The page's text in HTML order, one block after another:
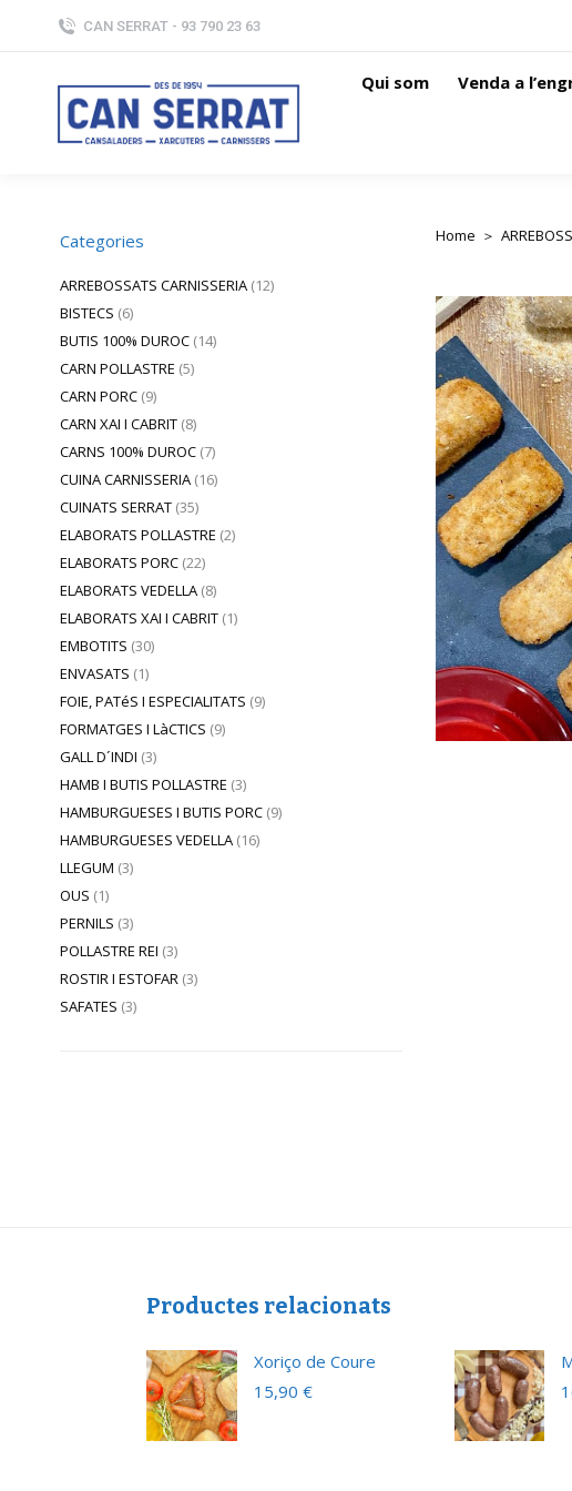
CAN SERRAT - 93 790 23 63
Qui som Venda a
Categories
ARREBOSSATS CARNISSERIA (12)
BISTECS (6)
BUTIS 100% DUROC (14)
CARN POLLASTRE (5)
CARN PORC (9)
CARN XAI I CABRIT (8)
CARNS 100% DUROC (7)
CUINA CARNISSERIA (16)
CUINATS SERRAT (35)
ELABORATS POLLASTRE (2)
ELABORATS PORC (22)
ELABORATS VEDELLA (8)
ELABORATS XAI I CABRIT (1)
EMBOTITS (30)
ENVASATS (1)
FOIE, PATéS I ESPECIALITATS (9)
FORMATGES I LàCTICS (9)
GALL D´INDI (3)
HAMB I BUTIS POLLASTRE (3)
HAMBURGUESES I BUTIS PORC (9)
HAMBURGUESES VEDELLA (16)
LLEGUM (3)
OUS (1)
PERNILS (3)
POLLASTRE REI (3)
ROSTIR I ESTOFAR (3)
SAFATES (3)
You are here:
Home
Productes relacionats
Xoriço de Coure
15,90 €